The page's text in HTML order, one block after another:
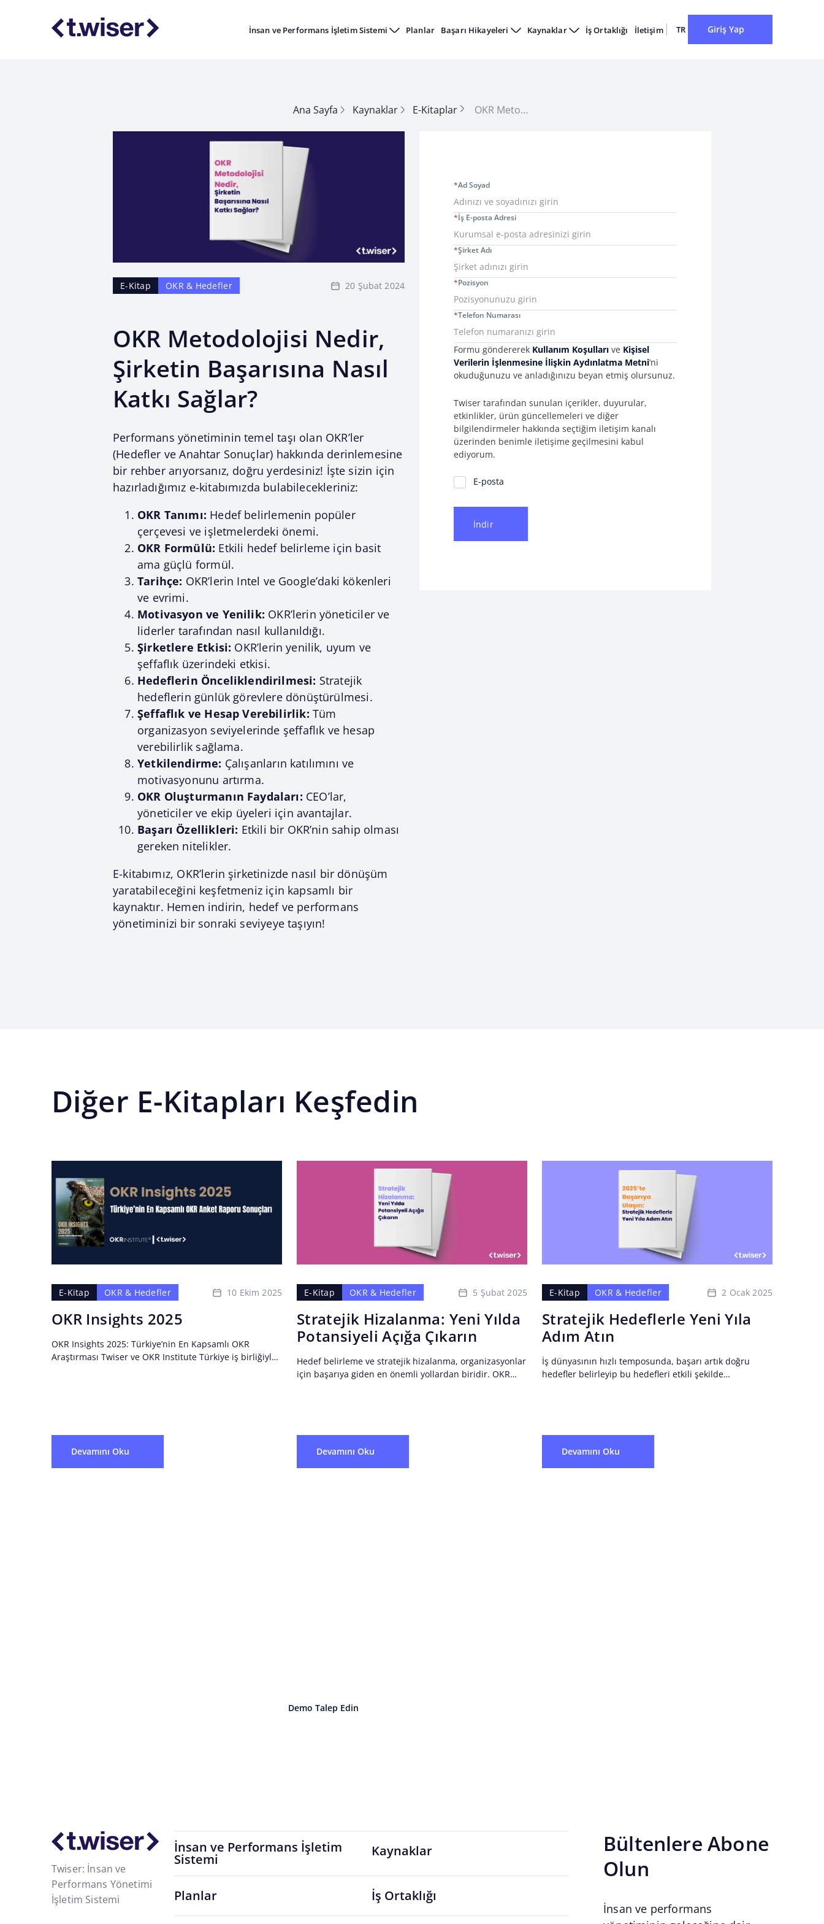
İnsan ve Performans İşletim Sistemi Planlar Başarı Hikayeleri Kaynaklar İş Ortaklığı İletişim TR Giriş Yap
Ana Sayfa Kaynaklar E-Kitaplar OKR Metodolojisi Nedir, Şirketin Başarısına Nasıl Katkı Sağlar?
E-Kitap OKR & Hedefler 20 Şubat 2024
OKR Metodolojisi Nedir,
Şirketin Başarısına Nasıl
Katkı Sağlar?
Performans yönetiminin temel taşı olan OKR’ler
(Hedefler ve Anahtar Sonuçlar) hakkında derinlemesine
bir rehber arıyorsanız, doğru yerdesiniz! İşte sizin için
hazırladığımız e-kitabımızda bulabilecekleriniz:
OKR Tanımı: Hedef belirlemenin popüler
çerçevesi ve işletmelerdeki önemi.
OKR Formülü: Etkili hedef belirleme için basit
ama güçlü formül.
Tarihçe: OKR’lerin Intel ve Google’daki kökenleri
ve evrimi.
Motivasyon ve Yenilik: OKR’lerin yöneticiler ve
liderler tarafından nasıl kullanıldığı.
Şirketlere Etkisi: OKR’lerin yenilik, uyum ve
şeffaflık üzerindeki etkisi.
Hedeflerin Önceliklendirilmesi: Stratejik
hedeflerin günlük görevlere dönüştürülmesi.
Şeffaflık ve Hesap Verebilirlik: Tüm
organizasyon seviyelerinde şeffaflık ve hesap
verebilirlik sağlama.
Yetkilendirme: Çalışanların katılımını ve
motivasyonunu artırma.
OKR Oluşturmanın Faydaları: CEO’lar,
yöneticiler ve ekip üyeleri için avantajlar.
Başarı Özellikleri: Etkili bir OKR’nin sahip olması
gereken nitelikler.
E-kitabımız, OKR’lerin şirketinizde nasıl bir dönüşüm
yaratabileceğini keşfetmeniz için kapsamlı bir
kaynaktır. Hemen indirin, hedef ve performans
yönetiminizi bir sonraki seviyeye taşıyın!
Ad Soyad
*
İş E-posta Adresi
*
Şirket Adı
*
Pozisyon
*
Telefon Numarası
*
Consent Information
Formu göndererek Kullanım Koşulları ve Kişisel
Verilerin İşlenmesine İlişkin Aydınlatma Metni’ni
okuduğunuzu ve anladığınızu beyan etmiş olursunuz.
Twiser tarafından sunulan içerikler, duyurular,
etkinlikler, ürün güncellemeleri ve diğer
bilgilendirmeler hakkında seçtiğim iletişim kanalı
üzerinden benimle iletişime geçilmesini kabul
ediyorum.
İletişim Tercihleri
E-posta
İndir
Diğer E-Kitapları Keşfedin
E-Kitap OKR & Hedefler 10 Ekim 2025
OKR Insights 2025
OKR Insights 2025: Türkiye’nin En Kapsamlı OKR
Araştırması Twiser ve OKR Institute Türkiye iş birliğiyle
Devamını Oku
E-Kitap OKR & Hedefler 5 Şubat 2025
Stratejik Hizalanma: Yeni Yılda
Potansiyeli Açığa Çıkarın
Hedef belirleme ve stratejik hizalanma, organizasyonlar
için başarıya giden en önemli yollardan biridir. OKR
Devamını Oku
E-Kitap OKR & Hedefler 2 Ocak 2025
Stratejik Hedeflerle Yeni Yıla
Adım Atın
İş dünyasının hızlı temposunda, başarı artık doğru
hedefler belirleyip bu hedefleri etkili şekilde
Devamını Oku
Demo Talep Edin
Twiser: İnsan ve
Performans Yönetimi
İşletim Sistemi
İnsan ve Performans İşletim
Sistemi
Kaynaklar
Planlar İş Ortaklığı
Bültenlere Abone
Olun
İnsan ve performans